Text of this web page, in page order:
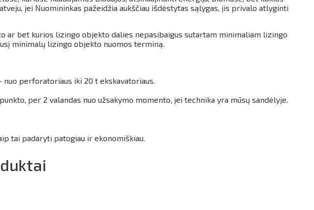
jei Nuomininkas pažeidžia aukščiau išdėstytas sąlygas, jis privalo atlyginti
ar bet kurios lizingo objekto dalies nepasibaigus sutartam minimaliam lizingo
minimalų lizingo objekto nuomos terminą.
perforatoriaus iki 20 t ekskavatoriaus.
per 2 valandas nuo užsakymo momento, jei technika yra mūsų sandėlyje.
tai padaryti patogiau ir ekonomiškiau.